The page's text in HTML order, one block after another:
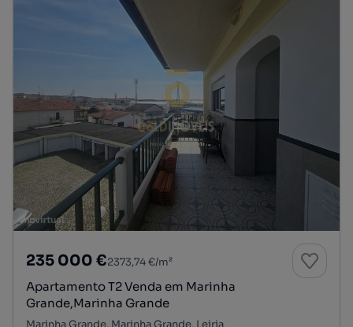
235 000 €2373,74 €/m²
Apartamento T2 Venda em Marinha
Grande,Marinha Grande